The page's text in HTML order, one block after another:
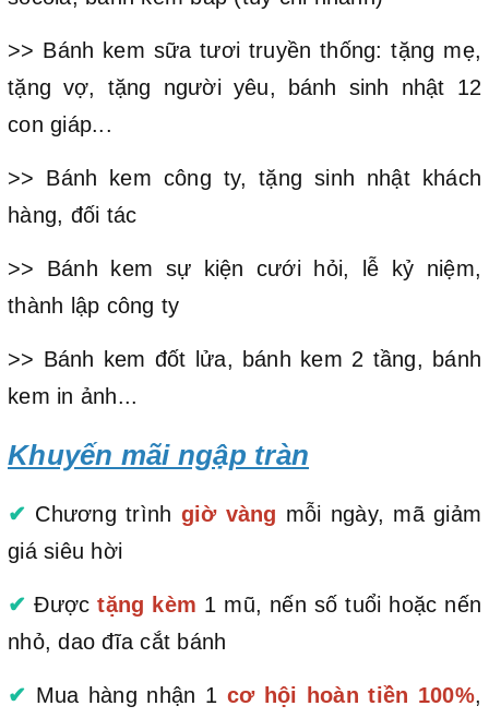
>> Bánh kem sữa tươi truyền thống: tặng mẹ,
tặng vợ, tặng người yêu, bánh sinh nhật 12
con giáp...
>> Bánh kem công ty, tặng sinh nhật khách
hàng, đối tác
>> Bánh kem sự kiện cưới hỏi, lễ kỷ niệm,
thành lập công ty
>> Bánh kem đốt lửa, bánh kem 2 tầng, bánh
kem in ảnh...
Khuyến mãi ngập tràn
✔ Chương trình giờ vàng mỗi ngày, mã giảm
giá siêu hời
✔ Được tặng kèm 1 mũ, nến số tuổi hoặc nến
nhỏ, dao đĩa cắt bánh
✔ Mua hàng nhận 1 cơ hội hoàn tiền 100%,